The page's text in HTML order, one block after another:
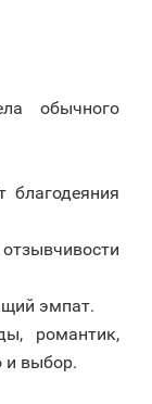
обычного
благодеяния
эмпат.
романтик,
и выбор.